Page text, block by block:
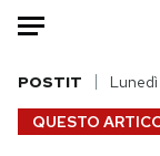
HOME
QUESTO
POSTIT